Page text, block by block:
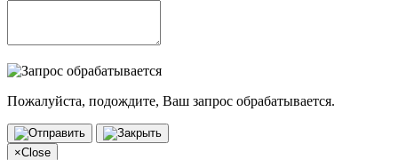
Пожалуйста, подождите, Ваш запрос обрабатывается.
×Close